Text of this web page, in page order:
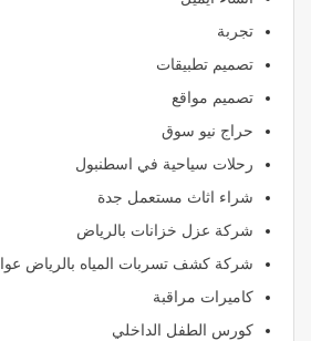
تجربة
تصميم تطبيقات
تصميم مواقع
حراج نيو سوق
رحلات سياحية في اسطنبول
شراء اثاث مستعمل جدة
شركة عزل خزانات بالرياض
شركة كشف تسربات المياه بالرياض
كاميرات مراقبة
كورس الطفل الداخلي